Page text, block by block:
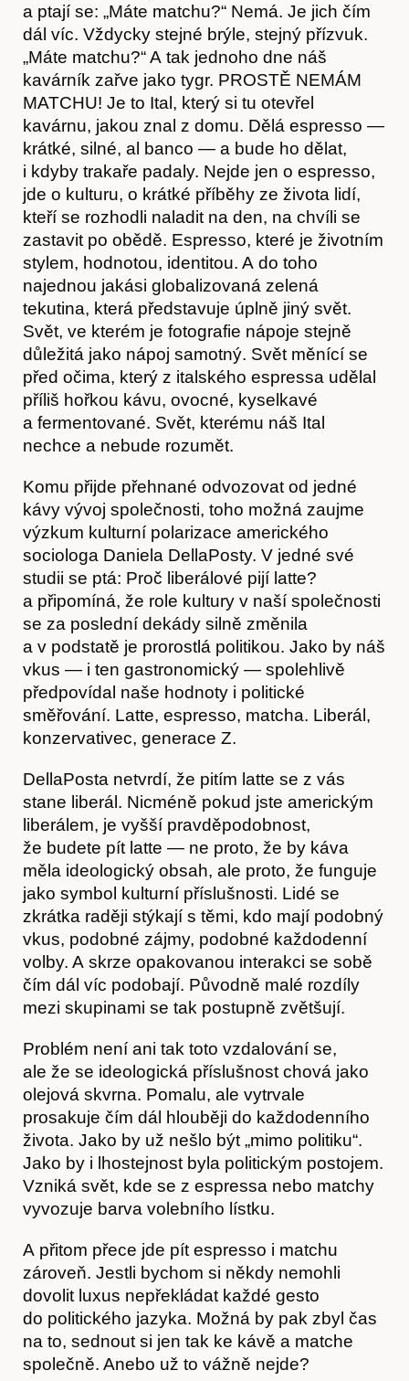
Články
Časopis
Hostcast
Akce
O nás
Obchod
a ptají se: „Máte matchu?“ Nemá. Je jich čím
dál víc. Vždycky stejné brýle, stejný přízvuk.
„Máte matchu?“ A tak jednoho dne náš
kavárník zařve jako tygr. PROSTĚ NEMÁM
MATCHU! Je to Ital, který si tu otevřel
kavárnu, jakou znal z domu. Dělá espresso —
krátké, silné, al banco — a bude ho dělat,
i kdyby trakaře padaly. Nejde jen o espresso,
jde o kulturu, o krátké příběhy ze života lidí,
kteří se rozhodli naladit na den, na chvíli se
zastavit po obědě. Espresso, které je životním
stylem, hodnotou, identitou. A do toho
najednou jakási globalizovaná zelená
tekutina, která představuje úplně jiný svět.
Svět, ve kterém je fotografie nápoje stejně
důležitá jako nápoj samotný. Svět měnící se
před očima, který z italského espressa udělal
příliš hořkou kávu, ovocné, kyselkavé
a fermentované. Svět, kterému náš Ital
nechce a nebude rozumět.
Komu přijde přehnané odvozovat od jedné
kávy vývoj společnosti, toho možná zaujme
výzkum kulturní polarizace amerického
sociologa Daniela DellaPosty. V jedné své
studii se ptá: Proč liberálové pijí latte?
a připomíná, že role kultury v naší společnosti
se za poslední dekády silně změnila
a v podstatě je prorostlá politikou. Jako by náš
vkus — i ten gastronomický — spolehlivě
předpovídal naše hodnoty i politické
směřování. Latte, espresso, matcha. Liberál,
konzervativec, generace Z.
DellaPosta netvrdí, že pitím latte se z vás
stane liberál. Nicméně pokud jste americkým
liberálem, je vyšší pravděpodobnost,
že budete pít latte — ne proto, že by káva
měla ideologický obsah, ale proto, že funguje
jako symbol kulturní příslušnosti. Lidé se
zkrátka raději stýkají s těmi, kdo mají podobný
vkus, podobné zájmy, podobné každodenní
volby. A skrze opakovanou interakci se sobě
čím dál víc podobají. Původně malé rozdíly
mezi skupinami se tak postupně zvětšují.
Problém není ani tak toto vzdalování se,
ale že se ideologická příslušnost chová jako
olejová skvrna. Pomalu, ale vytrvale
prosakuje čím dál hlouběji do každodenního
života. Jako by už nešlo být „mimo politiku“.
Jako by i lhostejnost byla politickým postojem.
Vzniká svět, kde se z espressa nebo matchy
vyvozuje barva volebního lístku.
A přitom přece jde pít espresso i matchu
zároveň. Jestli bychom si někdy nemohli
dovolit luxus nepřekládat každé gesto
do politického jazyka. Možná by pak zbyl čas
na to, sednout si jen tak ke kávě a matche
společně. Anebo už to vážně nejde?